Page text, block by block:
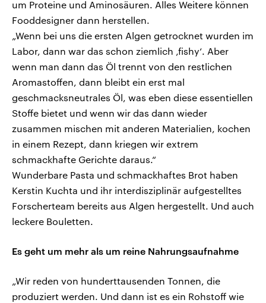
um Proteine und Aminosäuren. Alles Weitere können
Fooddesigner dann herstellen.
„Wenn bei uns die ersten Algen getrocknet wurden im
Labor, dann war das schon ziemlich ‚fishy‘. Aber
wenn man dann das Öl trennt von den restlichen
Aromastoffen, dann bleibt ein erst mal
geschmacksneutrales Öl, was eben diese essentiellen
Stoffe bietet und wenn wir das dann wieder
zusammen mischen mit anderen Materialien, kochen
in einem Rezept, dann kriegen wir extrem
schmackhafte Gerichte daraus.“
Wunderbare Pasta und schmackhaftes Brot haben
Kerstin Kuchta und ihr interdisziplinär aufgestelltes
Forscherteam bereits aus Algen hergestellt. Und auch
leckere Bouletten.
Es geht um mehr als um reine Nahrungsaufnahme
„Wir reden von hunderttausenden Tonnen, die
produziert werden. Und dann ist es ein Rohstoff wie